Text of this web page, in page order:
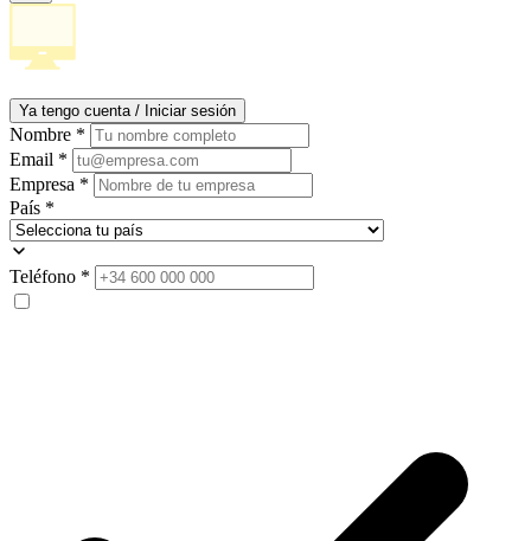
Ya tengo cuenta / Iniciar sesión
Nombre *
Email *
Empresa *
País *
Teléfono *